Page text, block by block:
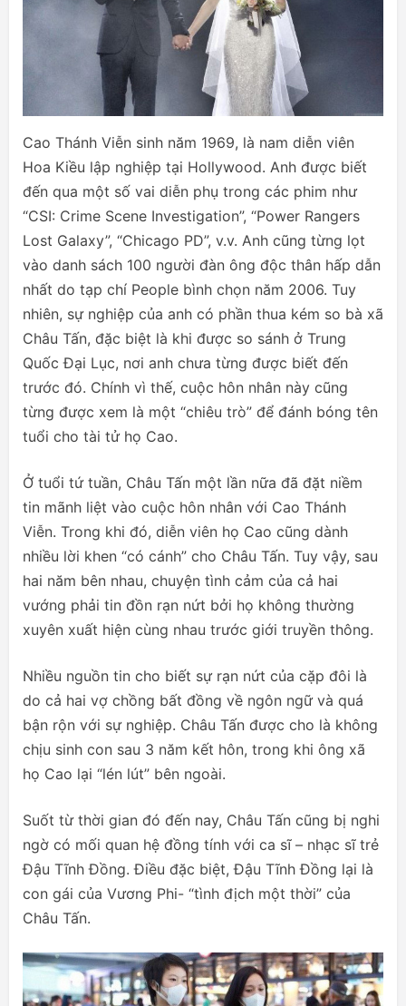
Cao Thánh Viễn sinh năm 1969, là nam diễn viên
Hoa Kiều lập nghiệp tại Hollywood. Anh được biết
đến qua một số vai diễn phụ trong các phim như
“CSI: Crime Scene Investigation”, “Power Rangers
Lost Galaxy”, “Chicago PD”, v.v. Anh cũng từng lọt
vào danh sách 100 người đàn ông độc thân hấp dẫn
nhất do tạp chí People bình chọn năm 2006. Tuy
nhiên, sự nghiệp của anh có phần thua kém so bà xã
Châu Tấn, đặc biệt là khi được so sánh ở Trung
Quốc Đại Lục, nơi anh chưa từng được biết đến
trước đó. Chính vì thế, cuộc hôn nhân này cũng
từng được xem là một “chiêu trò” để đánh bóng tên
tuổi cho tài tử họ Cao.
Ở tuổi tứ tuần, Châu Tấn một lần nữa đã đặt niềm
tin mãnh liệt vào cuộc hôn nhân với Cao Thánh
Viễn. Trong khi đó, diễn viên họ Cao cũng dành
nhiều lời khen “có cánh” cho Châu Tấn. Tuy vậy, sau
hai năm bên nhau, chuyện tình cảm của cả hai
vướng phải tin đồn rạn nứt bởi họ không thường
xuyên xuất hiện cùng nhau trước giới truyền thông.
Nhiều nguồn tin cho biết sự rạn nứt của cặp đôi là
do cả hai vợ chồng bất đồng về ngôn ngữ và quá
bận rộn với sự nghiệp. Châu Tấn được cho là không
chịu sinh con sau 3 năm kết hôn, trong khi ông xã
họ Cao lại “lén lút” bên ngoài.
Suốt từ thời gian đó đến nay, Châu Tấn cũng bị nghi
ngờ có mối quan hệ đồng tính với ca sĩ – nhạc sĩ trẻ
Đậu Tĩnh Đồng. Điều đặc biệt, Đậu Tĩnh Đồng lại là
con gái của Vương Phi- “tình địch một thời” của
Châu Tấn.